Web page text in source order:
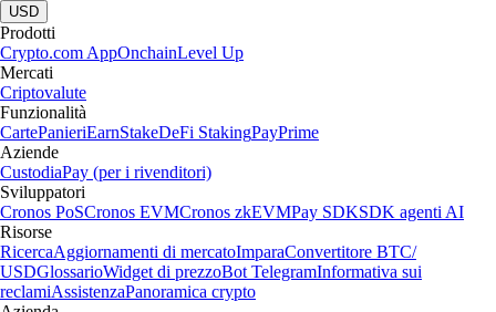
USD
Prodotti
Crypto.com AppOnchainLevel Up
Mercati
Criptovalute
Funzionalità
CartePanieriEarnStakeDeFi StakingPayPrime
Aziende
CustodiaPay (per i rivenditori)
Sviluppatori
Cronos PoSCronos EVMCronos zkEVMPay SDKSDK agenti AI
Risorse
RicercaAggiornamenti di mercatoImparaConvertitore BTC/
USDGlossarioWidget di prezzoBot TelegramInformativa sui
reclamiAssistenzaPanoramica crypto